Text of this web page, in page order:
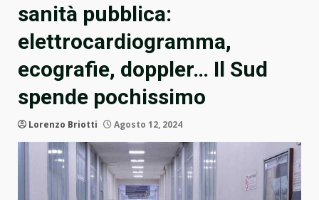
sanità pubblica:
elettrocardiogramma,
ecografie, doppler… Il Sud
spende pochissimo
Lorenzo Briotti Agosto 12, 2024